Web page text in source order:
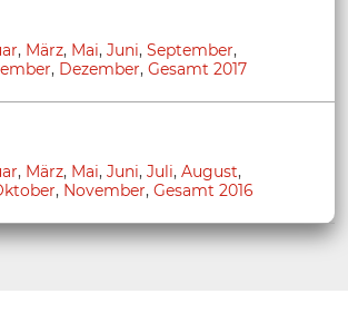
, März, Mai, Juni, September,
, Dezember, Gesamt 2017
, März, Mai, Juni, Juli, August,
, November, Gesamt 2016